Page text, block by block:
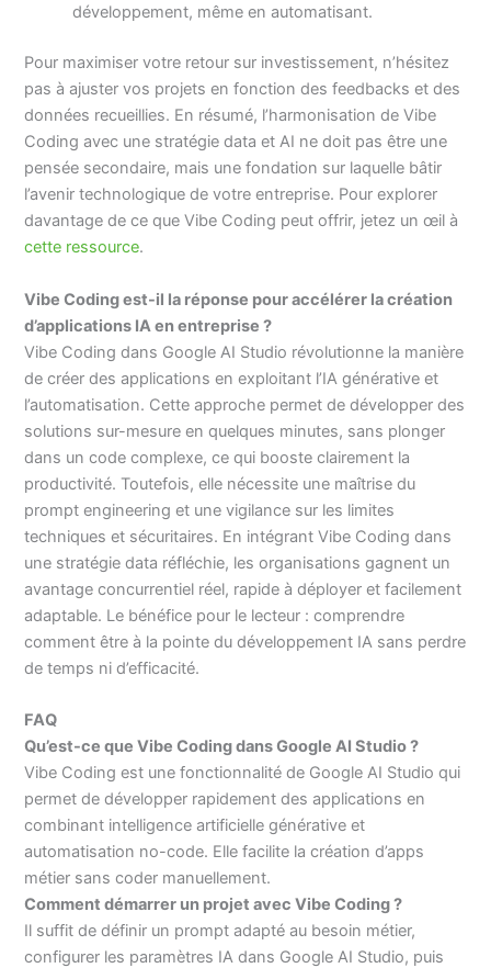
développement, même en automatisant.
Pour maximiser votre retour sur investissement, n’hésitez
pas à ajuster vos projets en fonction des feedbacks et des
données recueillies. En résumé, l’harmonisation de Vibe
Coding avec une stratégie data et AI ne doit pas être une
pensée secondaire, mais une fondation sur laquelle bâtir
l’avenir technologique de votre entreprise. Pour explorer
davantage de ce que Vibe Coding peut offrir, jetez un œil à
cette ressource.
Vibe Coding est-il la réponse pour accélérer la création
d’applications IA en entreprise ?
Vibe Coding dans Google AI Studio révolutionne la manière
de créer des applications en exploitant l’IA générative et
l’automatisation. Cette approche permet de développer des
solutions sur-mesure en quelques minutes, sans plonger
dans un code complexe, ce qui booste clairement la
productivité. Toutefois, elle nécessite une maîtrise du
prompt engineering et une vigilance sur les limites
techniques et sécuritaires. En intégrant Vibe Coding dans
une stratégie data réfléchie, les organisations gagnent un
avantage concurrentiel réel, rapide à déployer et facilement
adaptable. Le bénéfice pour le lecteur : comprendre
comment être à la pointe du développement IA sans perdre
de temps ni d’efficacité.
FAQ
Qu’est-ce que Vibe Coding dans Google AI Studio ?
Vibe Coding est une fonctionnalité de Google AI Studio qui
permet de développer rapidement des applications en
combinant intelligence artificielle générative et
automatisation no-code. Elle facilite la création d’apps
métier sans coder manuellement.
Comment démarrer un projet avec Vibe Coding ?
Il suffit de définir un prompt adapté au besoin métier,
configurer les paramètres IA dans Google AI Studio, puis